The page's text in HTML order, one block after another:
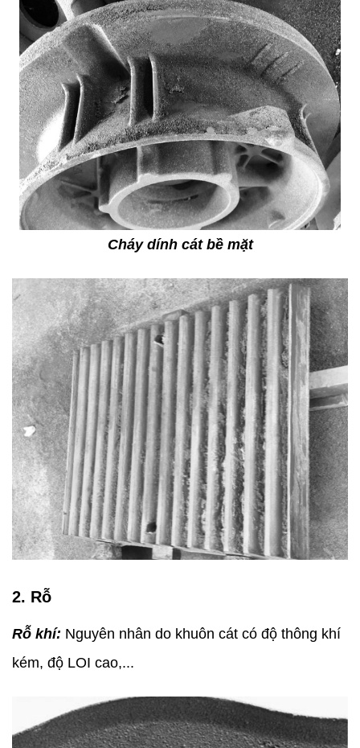
Cháy dính cát bề mặt
2. Rỗ
Rỗ khí: Nguyên nhân do khuôn cát có độ thông khí
kém, độ LOI cao,...